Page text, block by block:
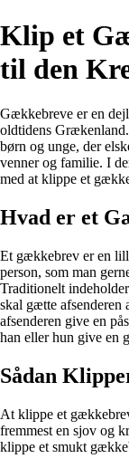
Klip et
til den
Gækkebreve er en
oldtidens
børn og unge, der
venner og familie. I
med at klippe et
Hvad er et
Et gækkebrev er en
person, som man
Traditionelt
skal gætte
afsenderen give en
han eller hun give en
Sådan
At klippe et
fremmest en sjov og
klippe et smukt